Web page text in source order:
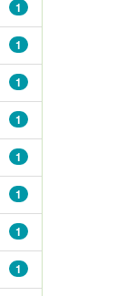
1
1
1
1
1
1
1
1